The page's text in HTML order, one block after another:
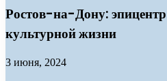
Ростов-на-Дону:
культурной жизни
3 июня, 2024